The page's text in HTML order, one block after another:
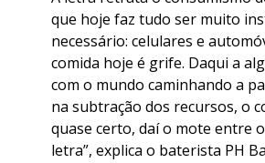
que hoje faz tudo ser muito
necessário: celulares e
comida hoje é grife. Daqui a
com o mundo caminhando a
na subtração dos recursos, o
quase certo, daí o mote entre
letra”, explica o baterista PH